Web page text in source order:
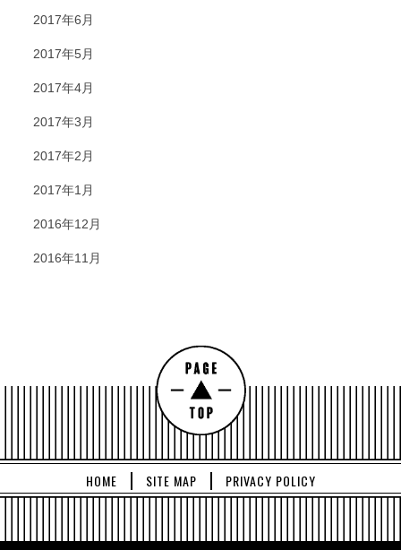
2017年6月
2017年5月
2017年4月
2017年3月
2017年2月
2017年1月
2016年12月
2016年11月
HOME SITE MAP PRIVACY POLICY